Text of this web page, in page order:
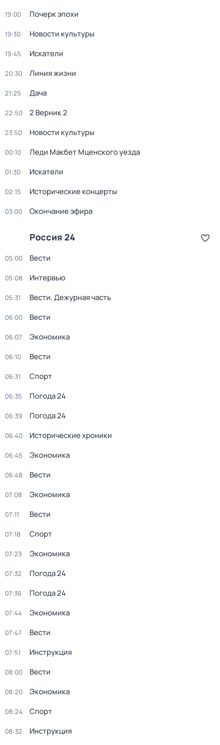
19:00 Почерк эпохи
19:30 Новости культуры
19:45 Искатели
20:30 Линия жизни
21:25 Дача
22:50 2 Верник 2
23:50 Новости культуры
00:10 Леди Макбет Мценского уезда
01:30 Искатели
02:15 Исторические концерты
03:00 Окончание эфира
Россия 24
05:00 Вести
05:08 Интервью
05:31 Вести. Дежурная часть
06:00 Вести
06:07 Экономика
06:10 Вести
06:31 Спорт
06:35 Погода 24
06:39 Погода 24
06:40 Исторические хроники
06:45 Экономика
06:48 Вести
07:08 Экономика
07:11 Вести
07:18 Спорт
07:23 Экономика
07:32 Погода 24
07:36 Погода 24
07:44 Экономика
07:47 Вести
07:51 Инструкция
08:00 Вести
08:20 Экономика
08:24 Спорт
08:32 Инструкция